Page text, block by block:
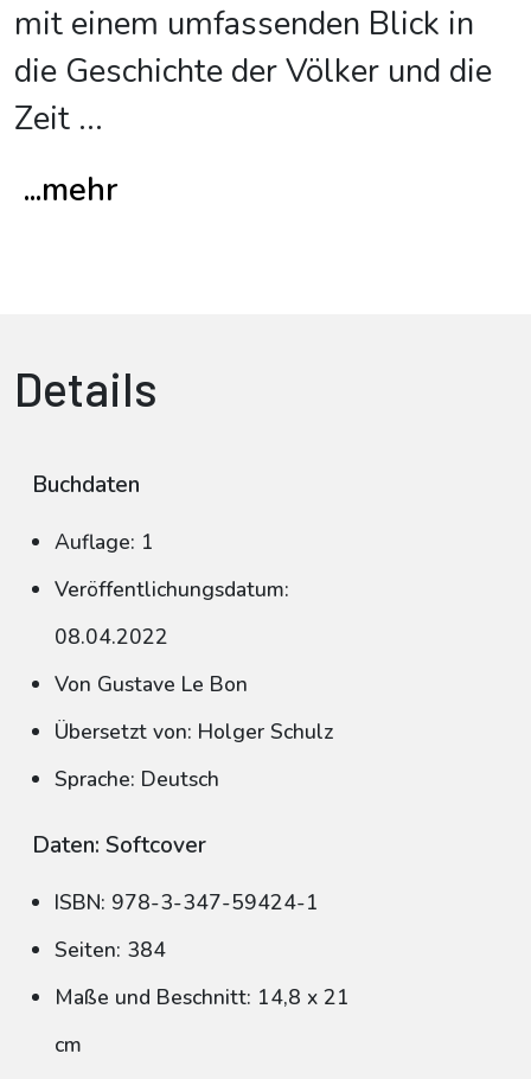
mit einem umfassenden Blick in
die Geschichte der Völker und die
Zeit ...
...mehr
Details
Buchdaten
Auflage: 1
Veröffentlichungsdatum:
08.04.2022
Von Gustave Le Bon
Übersetzt von: Holger Schulz
Sprache: Deutsch
Daten: Softcover
ISBN: 978-3-347-59424-1
Seiten: 384
Maße und Beschnitt: 14,8 x 21
cm